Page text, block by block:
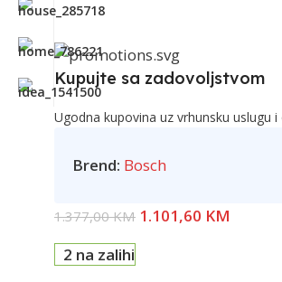
Kupujte sa zadovoljstvom
Ugodna kupovina uz vrhunsku uslugu
Brend: Bosch
1.377,00KM 1.101,60 KM
2 na zalihi